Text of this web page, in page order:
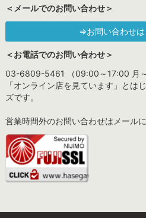
＜メールでのお問い合わせ＞
⇒お問い合わせは
＜お電話でのお問い合わせ＞
03-6809-5461 （09:00～17:00 月～
「オンライン店を見ています」とは
ズです。
営業時間外のお問い合わせはメール